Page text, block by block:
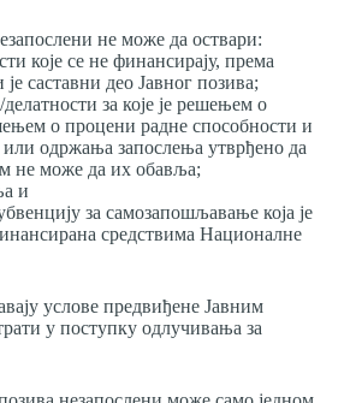
не може да оствари:
које се не финансирају, према
саставни део Јавног позива;
за које је решењем о
о процени радне способности и
одржања запослења утврђено да
не може да их обавља;
и
за самозапошљавање која је
средствима Националне
услове предвиђене Јавним
у поступку одлучивања за